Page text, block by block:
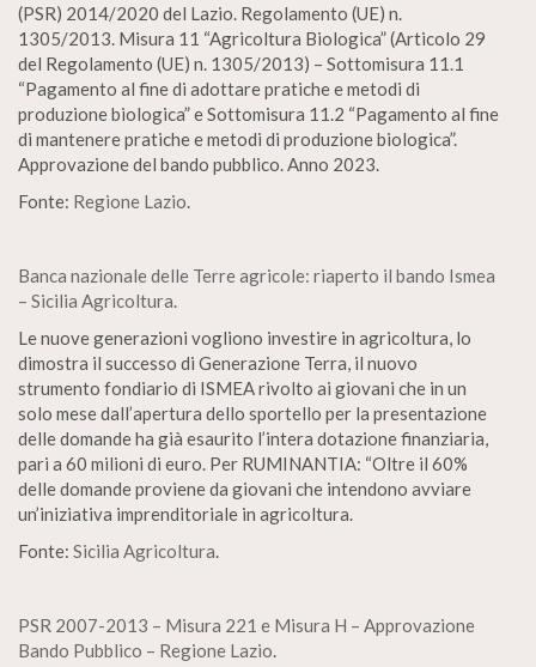
(PSR) 2014/2020 del Lazio. Regolamento (UE) n.
1305/2013. Misura 11 “Agricoltura Biologica” (Articolo 29
del Regolamento (UE) n. 1305/2013) – Sottomisura 11.1
“Pagamento al fine di adottare pratiche e metodi di
produzione biologica” e Sottomisura 11.2 “Pagamento al fine
di mantenere pratiche e metodi di produzione biologica”.
Approvazione del bando pubblico. Anno 2023.
Fonte: Regione Lazio.
Banca nazionale delle Terre agricole: riaperto il bando Ismea
– Sicilia Agricoltura.
Le nuove generazioni vogliono investire in agricoltura, lo
dimostra il successo di Generazione Terra, il nuovo
strumento fondiario di ISMEA rivolto ai giovani che in un
solo mese dall’apertura dello sportello per la presentazione
delle domande ha già esaurito l’intera dotazione finanziaria,
pari a 60 milioni di euro. Per RUMINANTIA: “Oltre il 60%
delle domande proviene da giovani che intendono avviare
un’iniziativa imprenditoriale in agricoltura.
Fonte: Sicilia Agricoltura.
PSR 2007-2013 – Misura 221 e Misura H – Approvazione
Bando Pubblico – Regione Lazio.